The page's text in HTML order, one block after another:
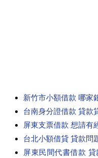
新竹市小額借款 哪家
台南身分證借款 貸款
屏東支票借款 想請有
台北小額借貸 貸款問
屏東民間代書借款